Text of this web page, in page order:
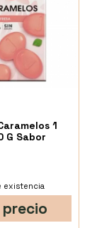
1
G Sabor
existencia
precio